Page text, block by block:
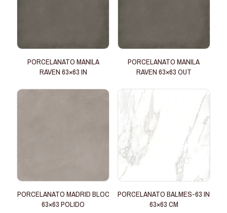
PORCELANATO MANILA
RAVEN 63×63 IN
PORCELANATO MANILA
RAVEN 63×63 OUT
PORCELANATO MADRID BLOC
63×63 POLIDO
PORCELANATO BALMES-63 IN
63×63 CM